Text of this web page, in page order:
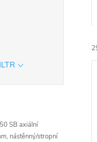
SB axiální
nástěnný/stropní
a